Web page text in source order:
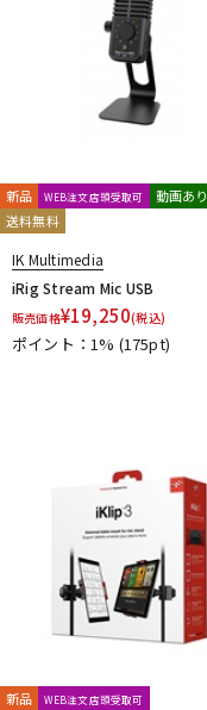
新品 WEB注文店頭受取可
動画あり
送料無料
IK Multimedia
iRig Stream Mic USB
販売価格¥19,250(税込)
ポイント：1% (175pt)
新品 WEB注文店頭受取可